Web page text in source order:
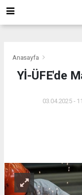
Anasayfa
Yİ-ÜFE'de
03.04.2025 -